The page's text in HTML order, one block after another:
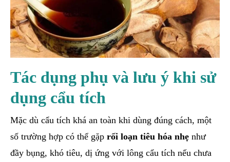
Tác dụng phụ và lưu ý khi sử
dụng cẩu tích
Mặc dù cẩu tích khá an toàn khi dùng đúng cách, một
số trường hợp có thể gặp rối loạn tiêu hóa nhẹ như
đầy bụng, khó tiêu, dị ứng với lông cẩu tích nếu chưa